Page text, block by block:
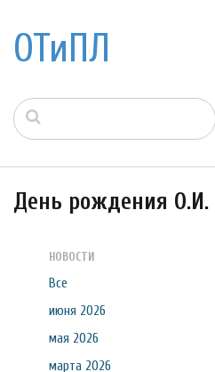
ОТиПЛ
День рождения О.И.
НОВОСТИ
Все
июня 2026
мая 2026
марта 2026